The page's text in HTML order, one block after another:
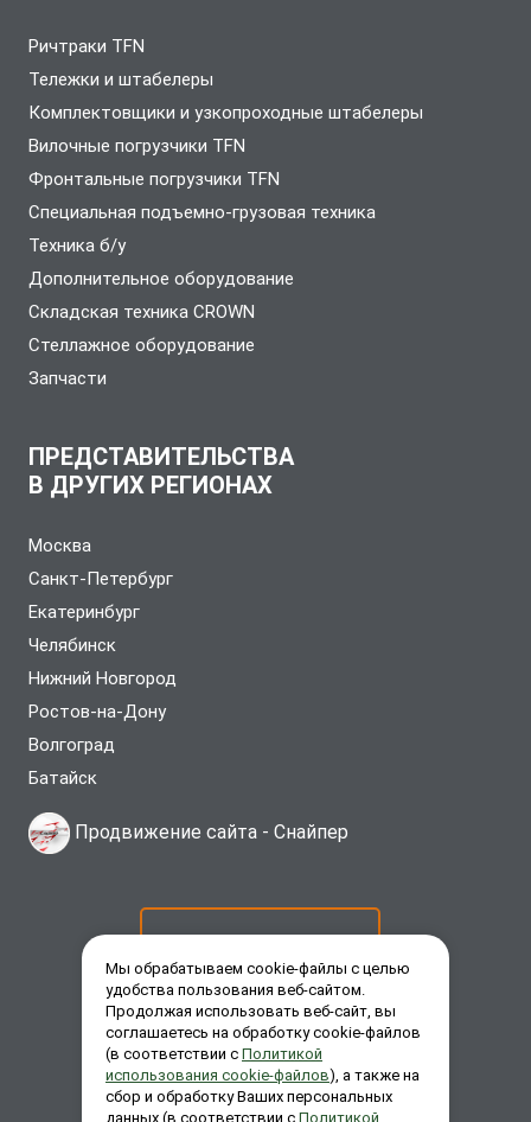
Ричтраки TFN
Тележки и штабелеры
Комплектовщики и узкопроходные штабелеры
Вилочные погрузчики TFN
Фронтальные погрузчики TFN
Специальная подъемно-грузовая техника
Техника б/у
Дополнительное оборудование
Складская техника CROWN
Стеллажное оборудование
Запчасти
ПРЕДСТАВИТЕЛЬСТВА
В ДРУГИХ РЕГИОНАХ
Москва
Санкт-Петербург
Екатеринбург
Челябинск
Нижний Новгород
Ростов-на-Дону
Волгоград
Батайск
Продвижение сайта - Снайпер
ЗАКАЗАТЬ ЗВОНОК
Мы обрабатываем cookie-файлы с целью
удобства пользования веб-сайтом.
Продолжая использовать веб-сайт, вы
соглашаетесь на обработку cookie-файлов
(в соответствии с Политикой
использования cookie-файлов), а также на
сбор и обработку Ваших персональных
данных (в соответствии с Политикой